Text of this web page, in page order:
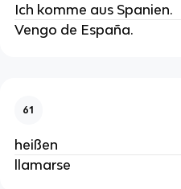
Ich komme aus Spanien.
Vengo de España.
61
heißen
llamarse